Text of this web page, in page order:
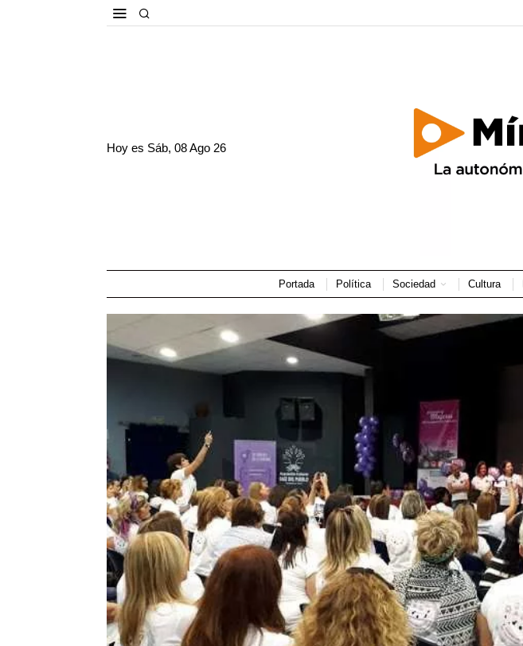
Hoy es Sáb, 08 Ago 26
Portada Política Sociedad Cultura